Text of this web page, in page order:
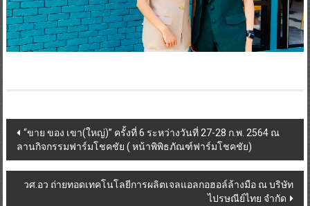
Post
navigation
“ขาย ของ เขา(ใหญ่)” ครั้งที่ 6 ระหว่างวันที่ 27-28 ก.พ. 2564 ณ
ลานกิจกรรมฟาร์มโชคชัย ( หน้าพิพิธภัณฑ์ฟาร์มโชคชัย)
วศ.อว ถ่ายทอดเทคโนโลยีการผลิตเจลแอลกอฮอล์ล้างมือ ณ บริษัท
ไปรษณีย์ไทย จำกัด